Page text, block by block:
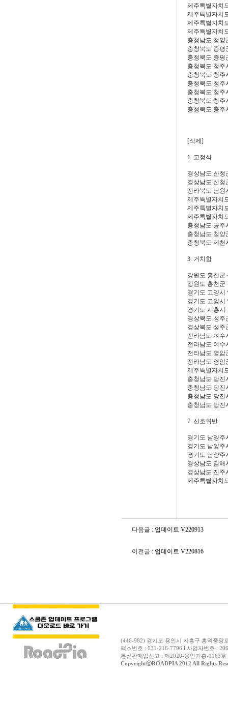
제주특별자치
제주특별자치
제주특별자치
제주특별자치
충청남도 청양
충청북도 증평
충청북도 증평
충청북도 청주
충청북도 청주
충청북도 청주
충청북도 청주
충청북도 청주
충청북도 충주
[삭제]
1. 고정식
경상남도 산청
경상남도 산청
전라북도 남원
제주특별자치
제주특별자치
제주특별자치
충청남도 공주
충청남도 청양
충청북도 제천
3. 거치함
강원도 홍천군
강원도 홍천군
경기도 고양시
경기도 고양시
경기도 시흥시
경상북도 성주
경상북도 성주
전라남도 여수
전라남도 여수
전라남도 영암
전라남도 영암
제주특별자치
충청남도 당진
충청남도 당진
충청남도 당진
충청남도 당진
7. 신호위반
경기도 남양주
경기도 남양주
경기도 남양주
경상남도 김해
경상남도 진주
제주특별자치
다음글 : 업데이트 V220913
이전글 : 업데이트 V220816
(446-982) 경기도 용인시 기흥구 흥덕중앙
팩스번호 : 031-216-7796 l 사업자번호 :
통신판매업신고 : 제2020-용인기흥-1163
CopyrightⓒROADPIA 2012 All Rights